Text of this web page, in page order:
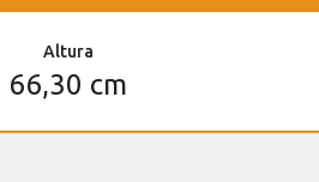
Altura
66,30 cm